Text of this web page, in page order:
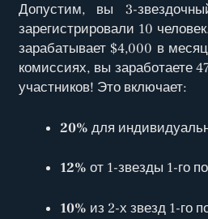
Допустим, вы 3-
зарегистрировали 10
зарабатывает $4,000 в
комиссиях, вы заработаете
участников! Это включает:
20% для
12% от 1-звезды 1-го
10% из 2-х звезд 1-го